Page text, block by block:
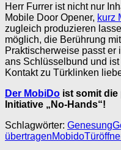
Herr Furrer ist nicht nur
Mobile Door Opener, kurz
zugleich produzieren
möglich, die Berührung
Praktischerweise passt
ans Schlüsselbund und
Kontakt zu Türklinken
Der MobiDo ist somit die
Initiative „No-Hands“!
Schlagwörter: Genesung
übertragenMobido